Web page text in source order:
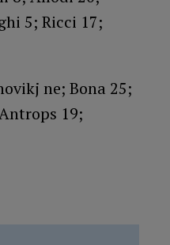
5; Ricci 17;
ne; Bona 25;
19;